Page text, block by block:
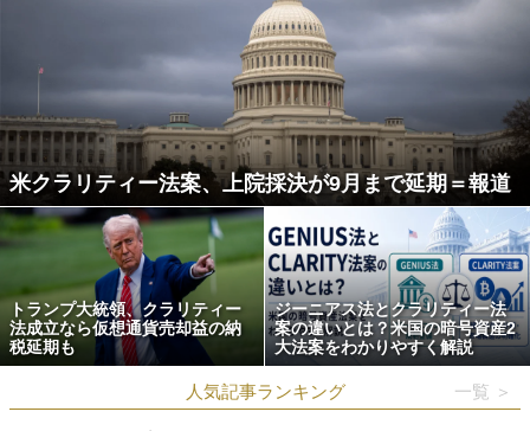
米クラリティー法案、上院採決が9月まで延期＝報道
トランプ大統領、クラリティー
法成立なら仮想通貨売却益の納
税延期も
ジーニアス法とクラリティー法
案の違いとは？米国の暗号資産2
大法案をわかりやすく解説
人気記事ランキング 一覧 ＞